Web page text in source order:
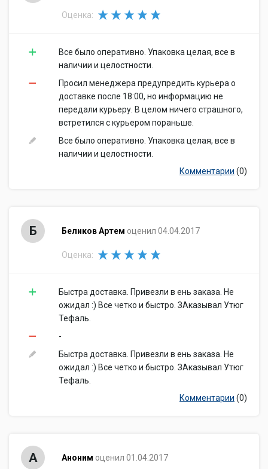
Оценка:
Все было оперативно. Упаковка целая, все в
наличии и целостности.
Просил менеджера предупредить курьера о
доставке после 18:00, но информацию не
передали курьеру. В целом ничего страшного,
встретился с курьером пораньше.
Все было оперативно. Упаковка целая, все в
наличии и целостности.
Комментарии (0)
Б Беликов Артем оценил 04.04.2017
Оценка:
Быстра доставка. Привезли в ень заказа. Не
ожидал :) Все четко и быстро. ЗАказывал Утюг
Тефаль.
-
Быстра доставка. Привезли в ень заказа. Не
ожидал :) Все четко и быстро. ЗАказывал Утюг
Тефаль.
Комментарии (0)
А Аноним оценил 01.04.2017